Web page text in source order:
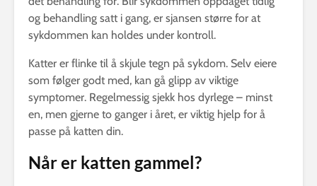
og behandling satt i gang, er sjansen større for at
sykdommen kan holdes under kontroll.
Katter er flinke til å skjule tegn på sykdom. Selv eiere
som følger godt med, kan gå glipp av viktige
symptomer. Regelmessig sjekk hos dyrlege – minst
en, men gjerne to ganger i året, er viktig hjelp for å
passe på katten din.
Når er katten gammel?